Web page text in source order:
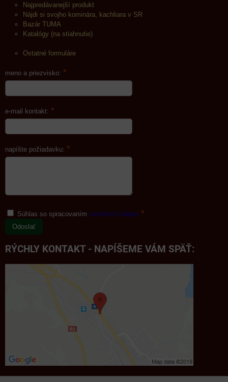
Najpredávanejší produkt
Nájdi si svojho kominára, kachliara v SR
Bazár TUMA
Katalógy (na stiahnutie)
Ostatné formuláre
meno a priezvisko: *
e-mail kontakt: *
napíšte požiadavku: *
Súhlas so spracovaním osobných údajov *
Odoslať
RÝCHLY KONTAKT - NAPÍŠEME VÁM SPÄŤ: